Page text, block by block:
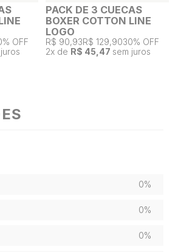
OFF
PACK DE 3 CUECAS
BOXER COTTON LINE
LOGO
R$ 90,93R$ 129,9030% OFF
2x de R$ 45,47 sem juros
0%
0%
0%